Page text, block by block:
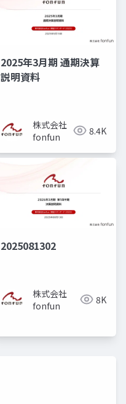
2025年3月期 通期決算
説明資料
株式会社
fonfun
8.4K
2025081302
株式会社
fonfun
8K